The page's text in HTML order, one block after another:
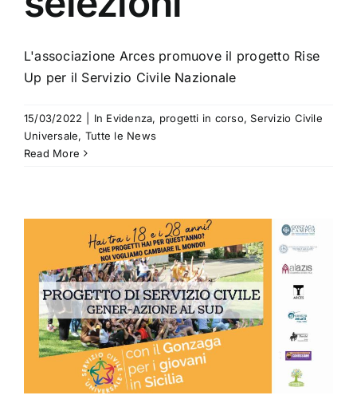
L'associazione Arces promuove il progetto Rise
Up per il Servizio Civile Nazionale
15/03/2022 In Evidenza, progetti in corso,Servizio Civile
Universale, Tutte le News
Read More